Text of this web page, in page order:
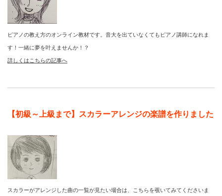
ピアノの教え方のオンライン教材です。音大を出ていなくてもピアノ講師になれま
す！一緒に夢を叶えませんか！？
詳しくはこちらの記事へ
【初級～上級まで】スカラーアレンジの楽譜を作りました
スカラーがアレンジした曲の一覧が見たい場合は、こちらを覗いてみてくださいま